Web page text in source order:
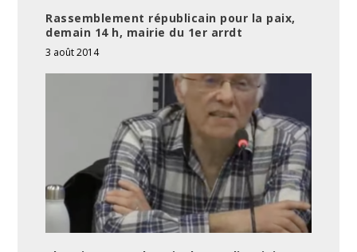
Rassemblement républicain pour la paix,
demain 14 h, mairie du 1er arrdt
3 août 2014